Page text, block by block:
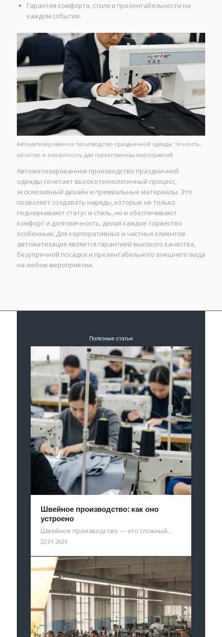
Гарантия комфорта, стиля и презентабельности на
каждом событии.
Автоматизированное производство праздничной одежды: точность,
качество и элегантность для торжественных мероприятий.
Автоматизированное производство праздничной
одежды сочетает высокотехнологичный процесс,
эксклюзивный дизайн и премиальные материалы. Это
позволяет создавать наряды, которые не только
подчеркивают статус и стиль, но и обеспечивают
комфорт и долговечность, делая каждое торжество
особенным. Для корпоративных и частных клиентов
автоматизация является гарантией высокого качества,
безупречной посадки и презентабельного внешнего вида
на любом мероприятии.
Полезные статьи
Швейное производство: как оно
устроено
Швейное производство — это сложный…
22.01.2026